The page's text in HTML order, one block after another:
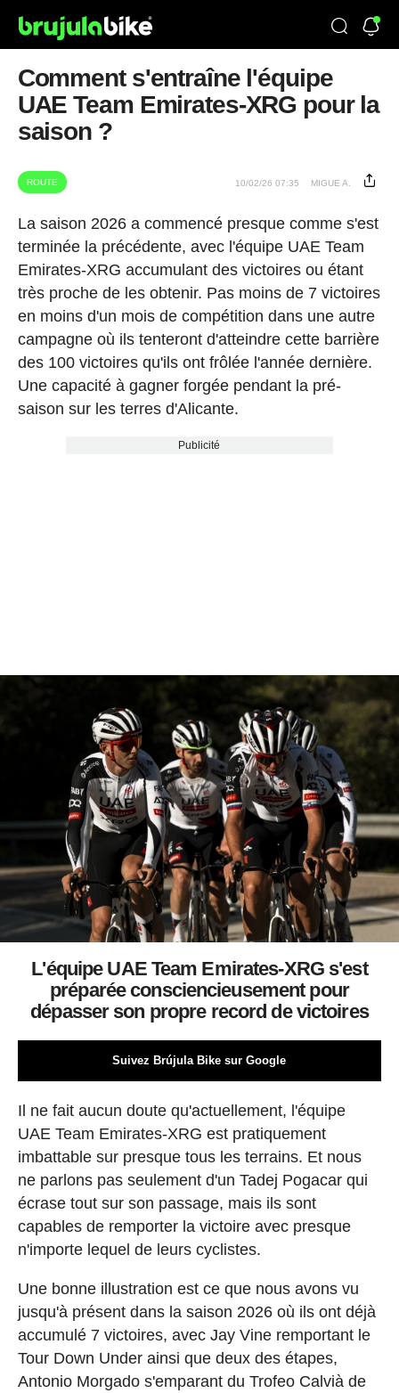
Comment s'entraîne l'équipe
UAE Team Emirates-XRG pour la
saison ?
ROUTE 10/02/26 07:35 MIGUE A.
La saison 2026 a commencé presque comme s'est
terminée la précédente, avec l'équipe UAE Team
Emirates-XRG accumulant des victoires ou étant
très proche de les obtenir. Pas moins de 7 victoires
en moins d'un mois de compétition dans une autre
campagne où ils tenteront d'atteindre cette barrière
des 100 victoires qu'ils ont frôlée l'année dernière.
Une capacité à gagner forgée pendant la pré-
saison sur les terres d'Alicante.
Publicité
L'équipe UAE Team Emirates-XRG s'est
préparée consciencieusement pour
dépasser son propre record de victoires
Suivez Brújula Bike sur Google
Il ne fait aucun doute qu'actuellement, l'équipe
UAE Team Emirates-XRG est pratiquement
imbattable sur presque tous les terrains. Et nous
ne parlons pas seulement d'un Tadej Pogacar qui
écrase tout sur son passage, mais ils sont
capables de remporter la victoire avec presque
n'importe lequel de leurs cyclistes.
Une bonne illustration est ce que nous avons vu
jusqu'à présent dans la saison 2026 où ils ont déjà
accumulé 7 victoires, avec Jay Vine remportant le
Tour Down Under ainsi que deux des étapes,
Antonio Morgado s'emparant du Trofeo Calvià de